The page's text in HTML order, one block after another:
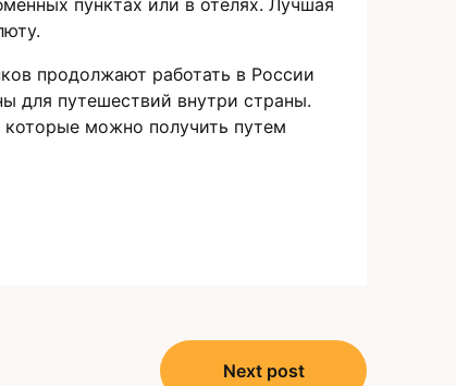
пунктах или в отелях. Лучшая
продолжают работать в России
для путешествий внутри страны.​
которые можно получить путем
Next post